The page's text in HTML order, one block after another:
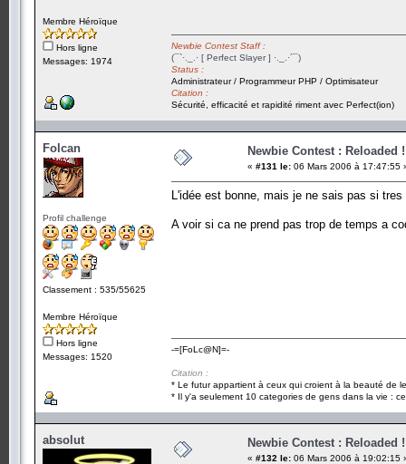
Membre Héroïque
Hors ligne
Messages: 1974
Newbie Contest Staff :
(¯`·._.· [ Perfect Slayer ] ·._.·´¯)
Status :
Administrateur / Programmeur PHP / Optimisateur
Citation :
Sécurité, efficacité et rapidité riment avec Perfect(ion)
Folcan
Profil challenge
Classement : 535/55625
Membre Héroïque
Hors ligne
Messages: 1520
Newbie Contest : Reloaded !
« #131 le: 06 Mars 2006 à 17:47:55
L'idée est bonne, mais je ne sais pas si
A voir si ca ne prend pas trop de temps a
-=[FoLc@N]=-
Citation :
* Le futur appartient à ceux qui croient à la beauté de
* Il y'a seulement 10 categories de gens dans la vie :
absolut Newbie Contest : Reloaded !
« #132 le: 06 Mars 2006 à 19:02:15